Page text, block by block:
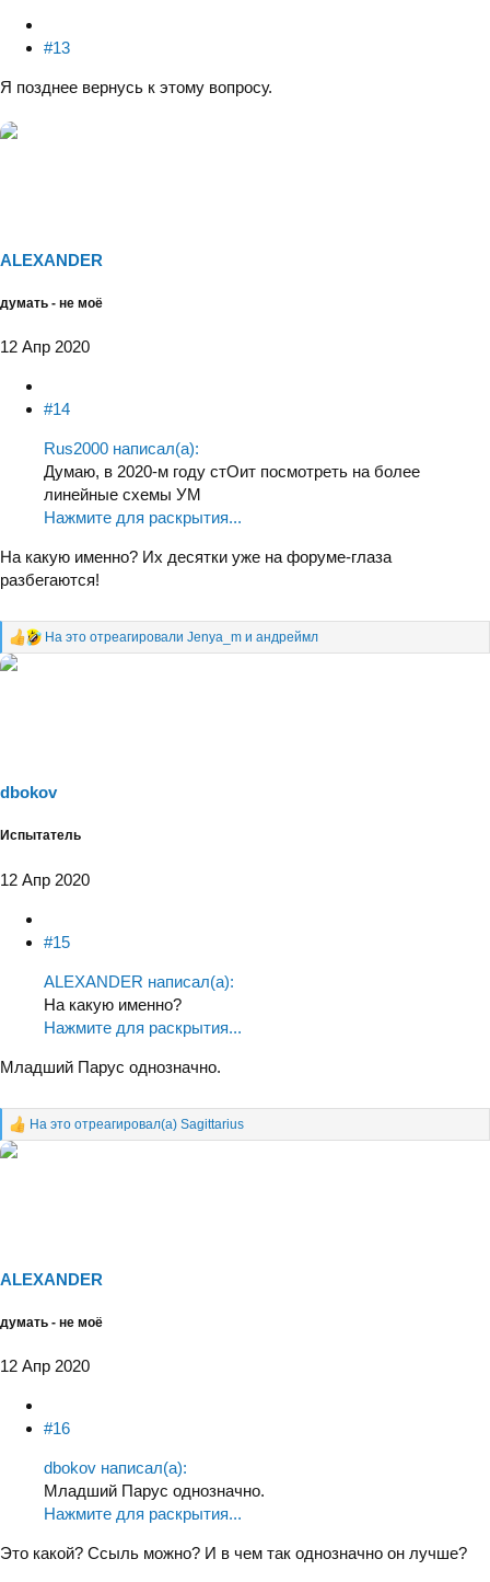
#13
Я позднее вернусь к этому вопросу.
ALEXANDER
думать - не моё
12 Апр 2020
#14
Rus2000 написал(а):
Думаю, в 2020-м году стОит посмотреть на более
линейные схемы УМ
Нажмите для раскрытия...
На какую именно? Их десятки уже на форуме-глаза
разбегаются!
Р
е
На это отреагировали Jenya_m и андреймл
dbokov
Испытатель
12 Апр 2020
#15
ALEXANDER написал(а):
На какую именно?
Нажмите для раскрытия...
Младший Парус однозначно.
Р
е
На это отреагировал(а) Sagittarius
ALEXANDER
думать - не моё
12 Апр 2020
#16
dbokov написал(а):
Младший Парус однозначно.
Нажмите для раскрытия...
Это какой? Ссыль можно? И в чем так однозначно он лучше?